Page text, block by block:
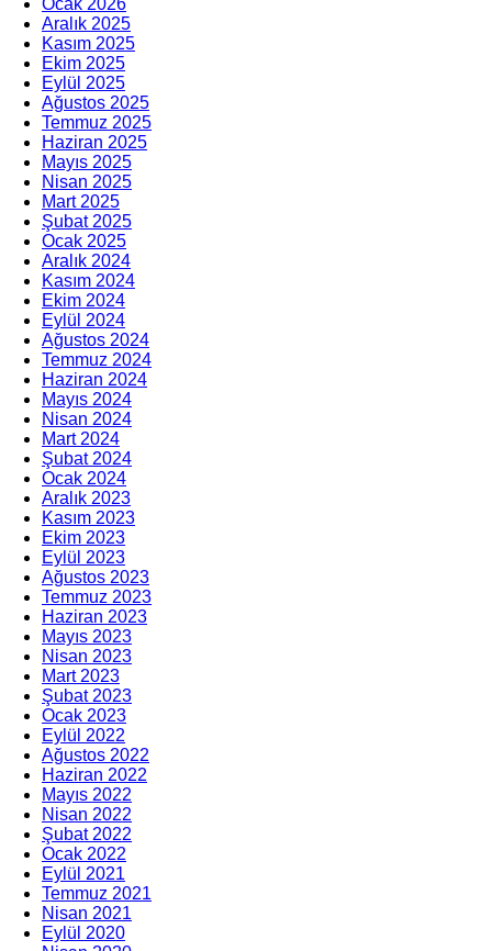
Ocak 2026
Aralık 2025
Kasım 2025
Ekim 2025
Eylül 2025
Ağustos 2025
Temmuz 2025
Haziran 2025
Mayıs 2025
Nisan 2025
Mart 2025
Şubat 2025
Ocak 2025
Aralık 2024
Kasım 2024
Ekim 2024
Eylül 2024
Ağustos 2024
Temmuz 2024
Haziran 2024
Mayıs 2024
Nisan 2024
Mart 2024
Şubat 2024
Ocak 2024
Aralık 2023
Kasım 2023
Ekim 2023
Eylül 2023
Ağustos 2023
Temmuz 2023
Haziran 2023
Mayıs 2023
Nisan 2023
Mart 2023
Şubat 2023
Ocak 2023
Eylül 2022
Ağustos 2022
Haziran 2022
Mayıs 2022
Nisan 2022
Şubat 2022
Ocak 2022
Eylül 2021
Temmuz 2021
Nisan 2021
Eylül 2020